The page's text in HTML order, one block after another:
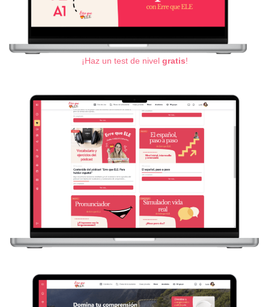
¡Haz un test de nivel gratis!